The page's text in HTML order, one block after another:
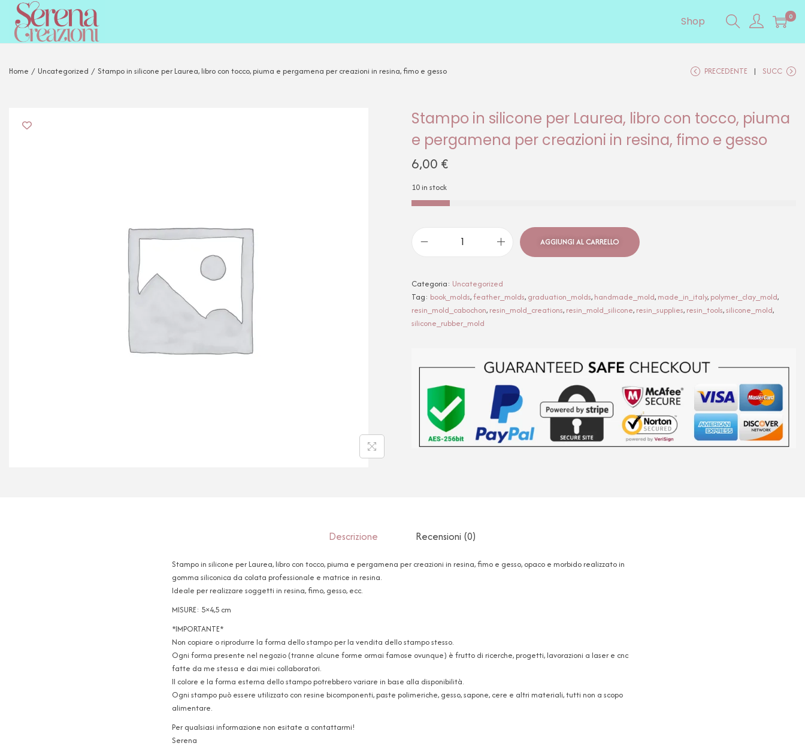
Shop 0
Home / Uncategorized / Stampo in silicone per Laurea, libro con tocco, piuma e pergamena per creazioni in resina, fimo e gesso PRECEDENTE SUCC
Stampo in silicone per Laurea, libro con tocco, piuma
e pergamena per creazioni in resina, fimo e gesso
6,00 €
10 in stock
AGGIUNGI AL CARRELLO
Categoria: Uncategorized
Tag: book_molds,feather_molds, graduation_molds, handmade_mold, made_in_italy, polymer_clay_mold,
resin_mold_cabochon, resin_mold_creations, resin_mold_silicone, resin_supplies, resin_tools,silicone_mold,
silicone_rubber_mold
Descrizione Recensioni (0)
Stampo in silicone per Laurea, libro con tocco, piuma e pergamena per creazioni in resina, fimo e gesso, opaco e morbido realizzato in
gomma siliconica da colata professionale e matrice in resina.
Ideale per realizzare soggetti in resina, fimo, gesso, ecc.
MISURE: 5×4,5 cm
*IMPORTANTE*
Non copiare o riprodurre la forma dello stampo per la vendita dello stampo stesso.
Ogni forma presente nel negozio (tranne alcune forme ormai famose ovunque) è frutto di ricerche, progetti, lavorazioni a laser e cnc
fatte da me stessa e dai miei collaboratori.
Il colore e la forma esterna dello stampo potrebbero variare in base alla disponibilità.
Ogni stampo può essere utilizzato con resine bicomponenti, paste polimeriche, gesso, sapone, cere e altri materiali, tutti non a scopo
alimentare.
Per qualsiasi informazione non esitate a contattarmi!
Serena